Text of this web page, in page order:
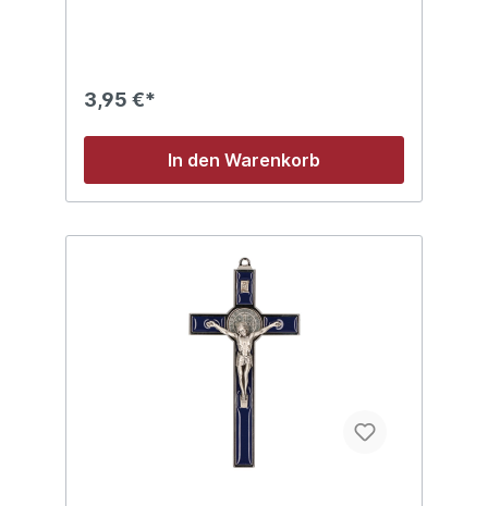
3,95 €*
In den Warenkorb